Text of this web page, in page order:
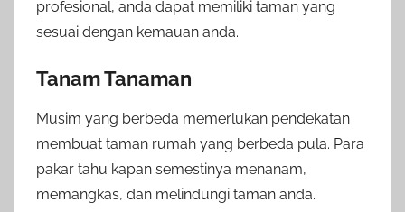
profesional, anda dapat memiliki taman yang
sesuai dengan kemauan anda.
Tanam Tanaman
Musim yang berbeda memerlukan pendekatan
membuat taman rumah yang berbeda pula. Para
pakar tahu kapan semestinya menanam,
memangkas, dan melindungi taman anda.